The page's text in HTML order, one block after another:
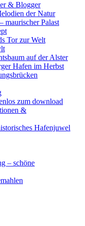
& Blogger
der Natur
maurischer Palast
Tor zur Welt
auf der Alster
Hafen im Herbst
zum download
&
Hafenjuwel
– schöne